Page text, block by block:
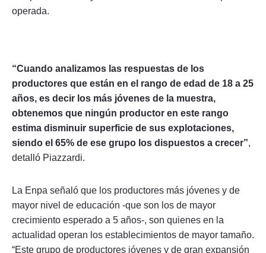
operada.
“Cuando analizamos las respuestas de los
productores que están en el rango de edad de 18 a 25
años, es decir los más jóvenes de la muestra,
obtenemos que ningún productor en este rango
estima disminuir superficie de sus explotaciones,
siendo el 65% de ese grupo los dispuestos a crecer”,
detalló Piazzardi.
La Enpa señaló que los productores más jóvenes y de
mayor nivel de educación -que son los de mayor
crecimiento esperado a 5 años-, son quienes en la
actualidad operan los establecimientos de mayor tamaño.
“Este grupo de productores jóvenes y de gran expansión